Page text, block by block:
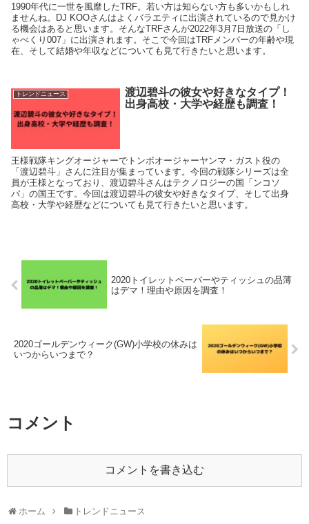
1990年代に一世を風靡したTRF。若い方は知らない方も多いかもしれ
ませんね。DJ KOOさんはよくバラエティに出演されているので見かけ
る機会はあると思います。そんなTRFさんが2022年3月7日放送の「し
ゃべくり007」に出演されます。そこで今回はTRFメンバーの年齢や現
在、そして結婚や年収などについても見て行きたいと思います。
トレンドニュース
渡辺碧斗の彼女や好きなタイプ！
出身高校・大学や経歴も調査！
王様戦隊キングオージャーでトンボオージャーヤンマ・ガスト役の
「渡辺碧斗」さんに注目が集まっています。今回の戦隊シリーズは全
員が王様となっており、渡辺碧斗さんはテクノロジーの国「ンコソ
パ」の国王です。今回は渡辺碧斗の彼女や好きなタイプ、そして出身
高校・大学や経歴などについても見て行きたいと思います。
2020トイレットペーパーやティッシュの品薄
はデマ！理由や原因を調査！
2020ゴールデンウィーク(GW)小学校の休みは
いつからいつまで？
コメント
コメントを書き込む
ホーム トレンドニュース